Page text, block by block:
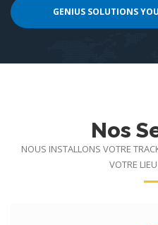
GENIUS SOLUTIONS
Nos
NOUS INSTALLONS VOTRE
VOTRE